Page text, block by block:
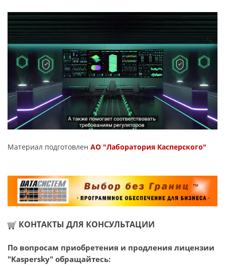
Материал подготовлен АО "Лаборатория Касперского"
КОНТАКТЫ ДЛЯ КОНСУЛЬТАЦИИ
По вопросам приобретения и продления лицензии
"Kaspersky" обращайтесь: